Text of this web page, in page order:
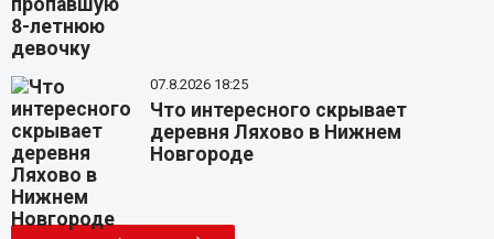
07.8.2026 18:25
Что интересного скрывает
деревня Ляхово в Нижнем
Новгороде